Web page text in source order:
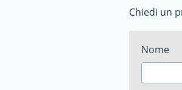
Chiedi un
Nome